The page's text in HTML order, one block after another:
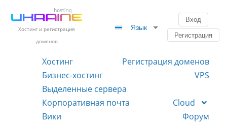
Хостинг и регистрация
доменов
Язык
Вход
Регистрация
Хостинг
Регистрация доменов
Бизнес-хостинг
VPS
Выделенные сервера
Корпоративная почта
Cloud
Вики
Форум